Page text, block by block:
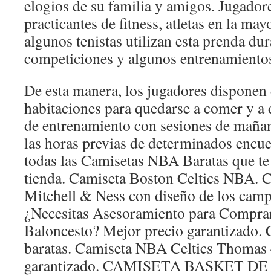
elogios de su familia y amigos.
practicantes de fitness, atletas en la
algunos tenistas utilizan esta prenda
competiciones y algunos
De esta manera, los jugadores
habitaciones para quedarse a comer y a
de entrenamiento con sesiones de
las horas previas de determinados
todas las Camisetas NBA Baratas que
tienda. Camiseta Boston Celtics NBA.
Mitchell & Ness con diseño de los
¿Necesitas Asesoramiento para
Baloncesto? Mejor precio garantizado.
baratas. Camiseta NBA Celtics
garantizado. CAMISETA BASKET